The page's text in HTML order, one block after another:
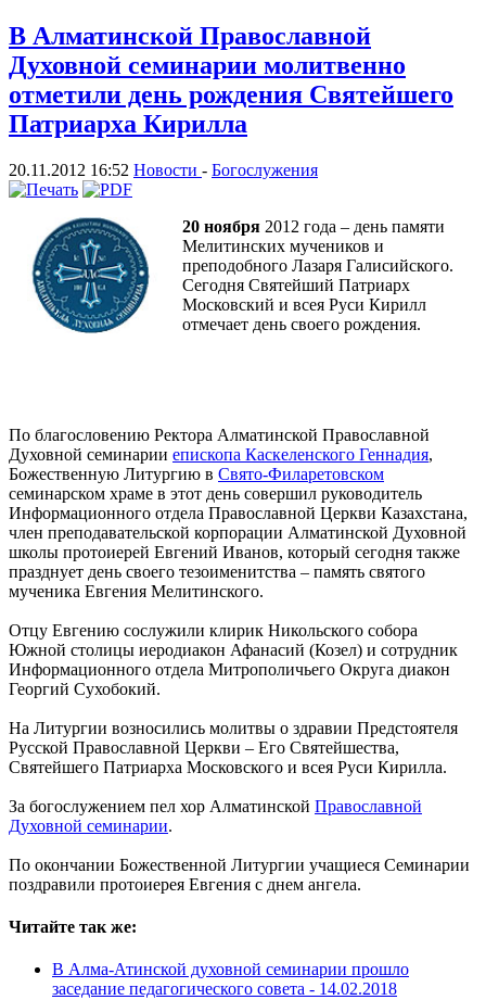
В Алматинской Православной
Духовной семинарии молитвенно
отметили день рождения Святейшего
Патриарха Кирилла
20.11.2012 16:52 Новости - Богослужения
20 ноября 2012 года – день памяти
Мелитинских мучеников и
преподобного Лазаря Галисийского.
Сегодня Святейший Патриарх
Московский и всея Руси Кирилл
отмечает день своего рождения.
По благословению Ректора Алматинской Православной
Духовной семинарии епископа Каскеленского Геннадия,
Божественную Литургию в Свято-Филаретовском
семинарском храме в этот день совершил руководитель
Информационного отдела Православной Церкви Казахстана,
член преподавательской корпорации Алматинской Духовной
школы протоиерей Евгений Иванов, который сегодня также
празднует день своего тезоименитства – память святого
мученика Евгения Мелитинского.
Отцу Евгению сослужили клирик Никольского собора
Южной столицы иеродиакон Афанасий (Козел) и сотрудник
Информационного отдела Митрополичьего Округа диакон
Георгий Сухобокий.
На Литургии возносились молитвы о здравии Предстоятеля
Русской Православной Церкви – Его Святейшества,
Святейшего Патриарха Московского и всея Руси Кирилла.
За богослужением пел хор Алматинской Православной
Духовной семинарии.
По окончании Божественной Литургии учащиеся Семинарии
поздравили протоиерея Евгения с днем ангела.
Читайте так же:
В Алма-Атинской духовной семинарии прошло
заседание педагогического совета - 14.02.2018